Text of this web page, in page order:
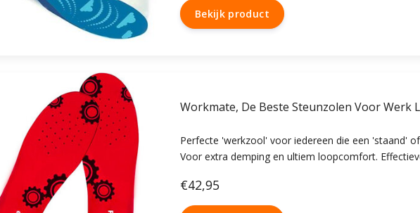
Bekijk product
Workmate, De Beste Steunzolen Voor Werk
Perfecte 'werkzool' voor iedereen die een 'staand'
Voor extra demping en ultiem loopcomfort. Effectieve verlichting van
Past in alle (werk)schoenen.
€42,95